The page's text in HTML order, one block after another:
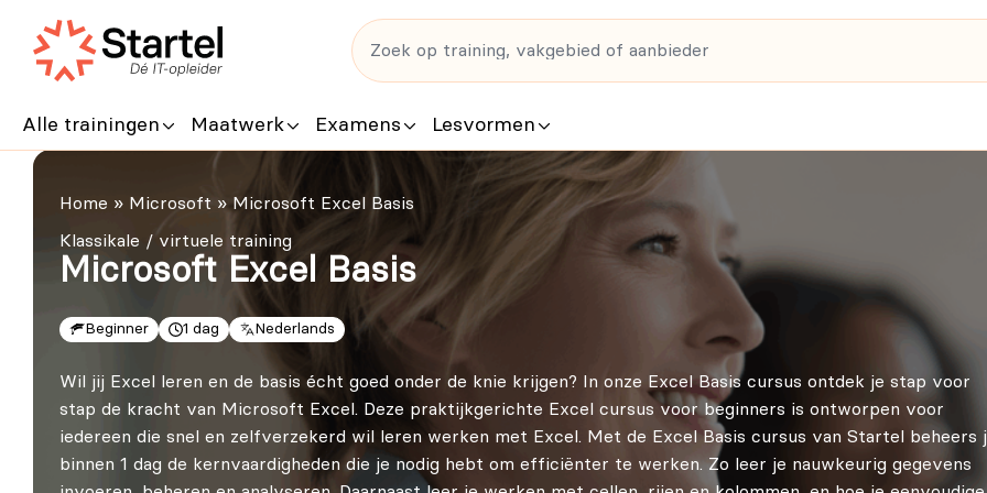
Alle trainingen Maatwerk Examens Lesvormen
Home » Microsoft » Microsoft Excel Basis
Klassikale / virtuele training
Microsoft Excel Basis
Beginner 1 dag Nederlands
Wil jij Excel leren en de basis écht goed onder de knie krijgen? In onze Excel Basis cursus ontdek je stap voor
stap de kracht van Microsoft Excel. Deze praktijkgerichte Excel cursus voor beginners is ontworpen voor
iedereen die snel en zelfverzekerd wil leren werken met Excel. Met de Excel Basis cursus van Startel beheers
binnen 1 dag de kernvaardigheden die je nodig hebt om efficiënter te werken. Zo leer je nauwkeurig gegevens